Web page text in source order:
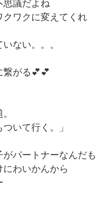
思議だよね
ワクに変えてくれ
ない。。。
がる💕💕
いて行く。」
パートナーなんだも
わいかんから